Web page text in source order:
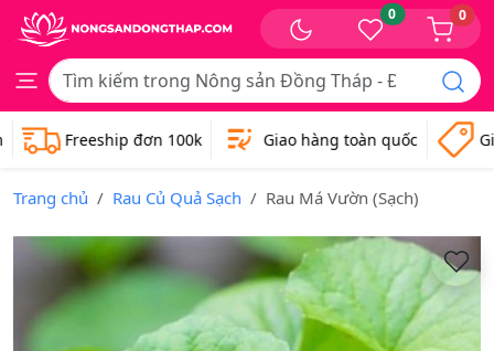
0 0
Freeship đơn 100k Giao hàng toàn quốc Giá
Trang chủ Rau Củ Quả Sạch Rau Má Vườn (Sạch)